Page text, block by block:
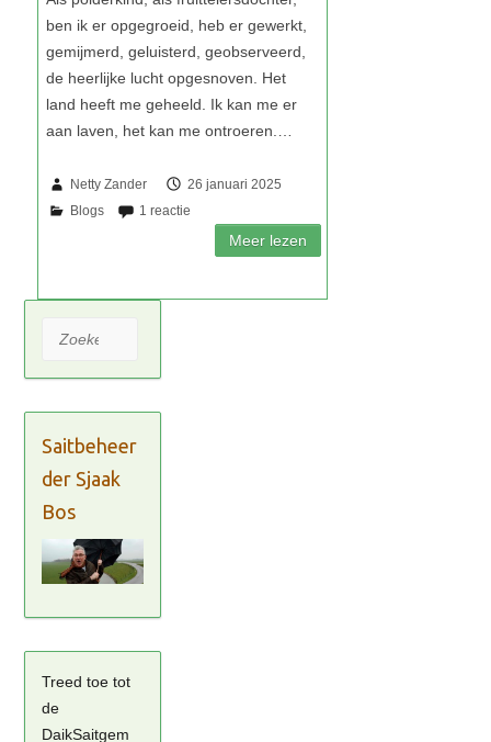
Netty Zander 26 januari 2025
Zoeken
Saitbeheer
der Sjaak
Bos
Treed toe tot
de
DaikSaitgem